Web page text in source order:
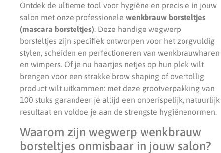
Ontdek de ultieme tool voor hygiëne en precisie in jouw
salon met onze professionele wenkbrauw borsteltjes
(mascara borsteltjes). Deze handige wegwerp
borsteltjes zijn specifiek ontworpen voor het zorgvuldig
stylen, scheiden en perfectioneren van wenkbrauwharen
en wimpers. Of je nu haartjes netjes op hun plek wilt
brengen voor een strakke brow shaping of overtollig
product wilt uitkammen: met deze grootverpakking van
100 stuks garandeer je altijd een onberispelijk, natuurlijk
resultaat en voldoe je aan de strengste hygiënenormen.
Waarom zijn wegwerp wenkbrauw
borsteltjes onmisbaar in jouw salon?